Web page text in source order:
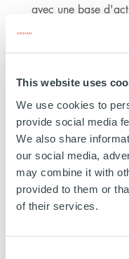
This website uses
We use cookies to
provide social media
We also share
our social media,
may combine it with
provided to them or
of their services.
avec une base
l'ensemble du